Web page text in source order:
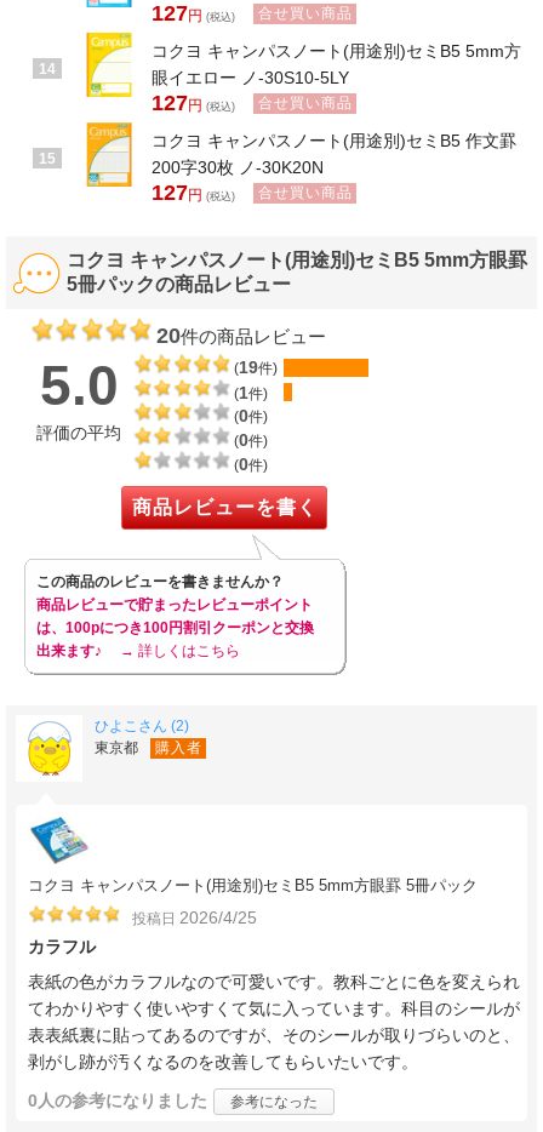
127円 (税込) 合せ買い商品
14
コクヨ キャンパスノート(用途別)セミB5 5mm方
眼イエロー ノ-30S10-5LY
127円 (税込) 合せ買い商品
15
コクヨ キャンパスノート(用途別)セミB5 作文罫
200字30枚 ノ-30K20N
127円 (税込) 合せ買い商品
コクヨ キャンパスノート(用途別)セミB5 5mm方眼罫
5冊パックの商品レビュー
20件の商品レビュー
5.0
評価の平均
(19件)
(1件)
(0件)
(0件)
(0件)
商品レビューを書く
この商品のレビューを書きませんか？
商品レビューで貯まったレビューポイント
は、100pにつき100円割引クーポンと交換
出来ます♪
→ 詳しくはこちら
ひよこさん (2)
東京都
購入者
コクヨ キャンパスノート(用途別)セミB5 5mm方眼罫 5冊パック
投稿日 2026/4/25
カラフル
表紙の色がカラフルなので可愛いです。教科ごとに色を変えられ
てわかりやすく使いやすくて気に入っています。科目のシールが
表表紙裏に貼ってあるのですが、そのシールが取りづらいのと、
剥がし跡が汚くなるのを改善してもらいたいです。
0人の参考になりました 参考になった